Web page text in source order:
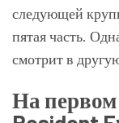
следующей
пятая часть.
смотрит в
На первом